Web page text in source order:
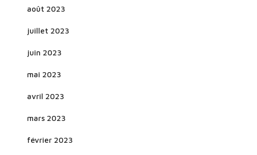
août 2023
juillet 2023
juin 2023
mai 2023
avril 2023
mars 2023
février 2023